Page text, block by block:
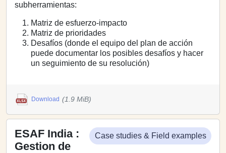
subherramientas:
Matriz de esfuerzo-impacto
Matriz de prioridades
Desafíos (donde el equipo del plan de acción
puede documentar los posibles desafíos y hacer
un seguimiento de su resolución)
Download (1.9 MiB)
Case studies & Field examples
ESAF India :
Gestion de